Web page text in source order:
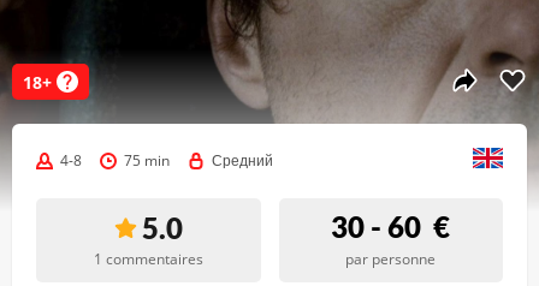
18+
4-8 75 min Средний
5.0
1 commentaires
30 - 60 €
par personne